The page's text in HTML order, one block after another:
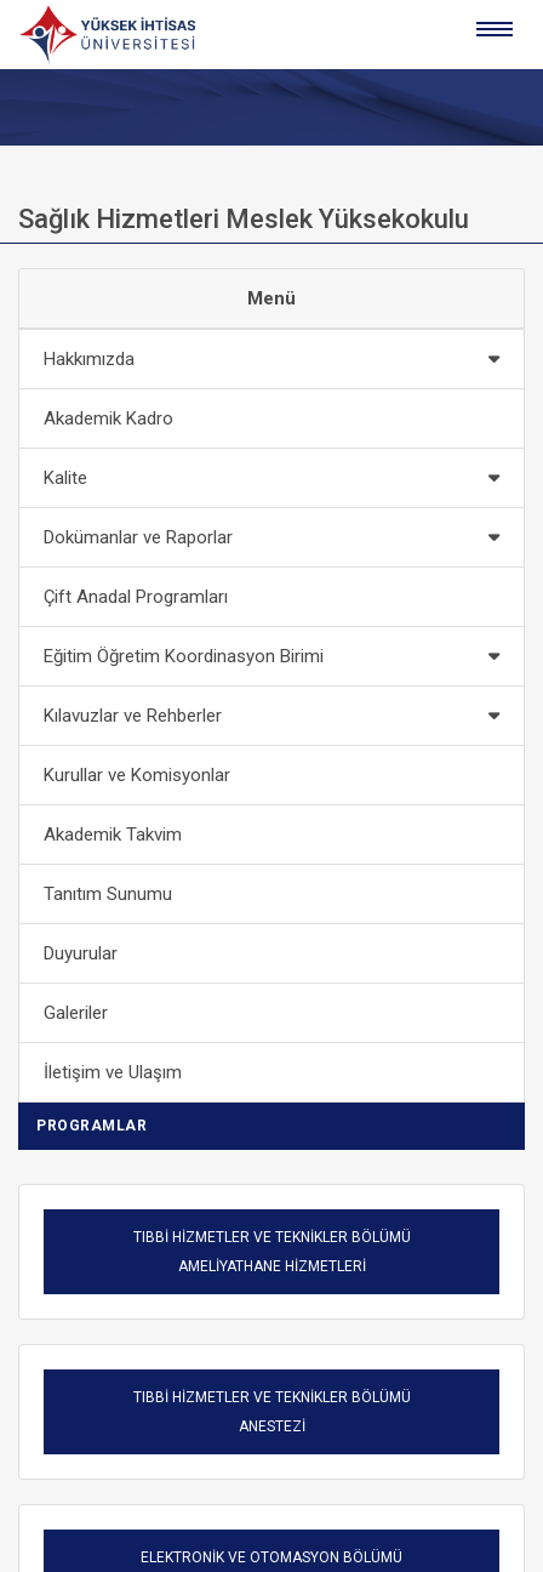
Sağlık Hizmetleri Meslek Yüksekokulu
Menü
Hakkımızda
Akademik Kadro
Kalite
Dokümanlar ve Raporlar
Çift Anadal Programları
Eğitim Öğretim Koordinasyon Birimi
Kılavuzlar ve Rehberler
Kurullar ve Komisyonlar
Akademik Takvim
Tanıtım Sunumu
Duyurular
Galeriler
İletişim ve Ulaşım
PROGRAMLAR
TIBBİ HİZMETLER VE TEKNİKLER BÖLÜMÜ
AMELİYATHANE HİZMETLERİ
TIBBİ HİZMETLER VE TEKNİKLER BÖLÜMÜ
ANESTEZİ
ELEKTRONİK VE OTOMASYON BÖLÜMÜ